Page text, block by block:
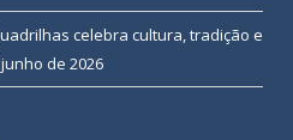
celebra cultura, tradição e
de 2026